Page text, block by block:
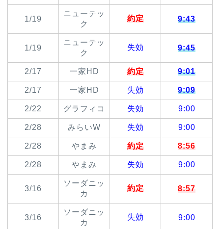
1/19
ニューテッ
ク
約定 9:43
1/19
ニューテッ
ク
失効 9:45
2/17 一家HD 約定 9:01
2/17 一家HD 失効 9:09
2/22 グラフィコ 失効 9:00
2/28 みらいW 失効 9:00
2/28 やまみ 約定 8:56
2/28 やまみ 失効 9:00
3/16
ソーダニッ
カ
約定 8:57
3/16
ソーダニッ
カ
失効 9:00